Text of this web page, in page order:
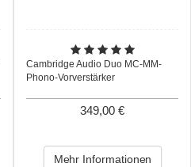
Cambridge Audio Duo MC-MM-
Phono-Vorverstärker
349,00 €
Mehr Informationen